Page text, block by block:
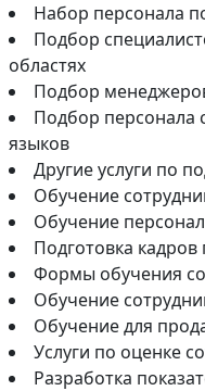
Набор персонала
Подбор
областях
Подбор
Подбор персонала
языков
Другие услуги по
Обучение
Обучение
Подготовка
Формы обучения
Обучение
Обучение для
Услуги по оценке
Разработка